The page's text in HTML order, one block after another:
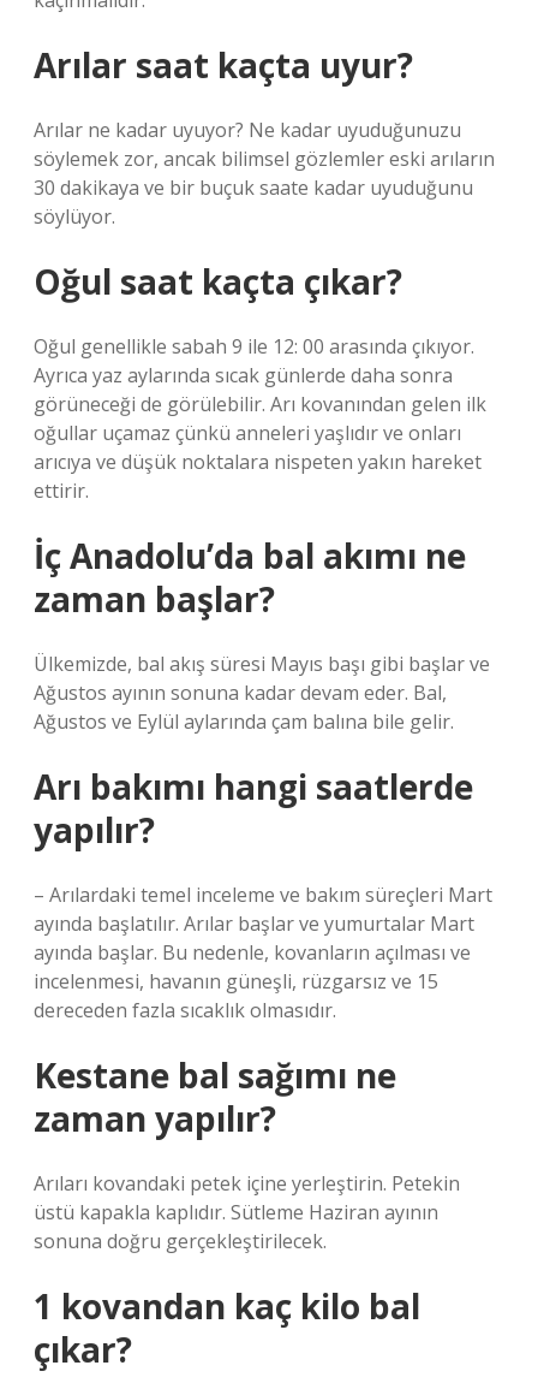
Arılar saat kaçta uyur?
Arılar ne kadar uyuyor? Ne kadar uyuduğunuzu
söylemek zor, ancak bilimsel gözlemler eski arıların
30 dakikaya ve bir buçuk saate kadar uyuduğunu
söylüyor.
Oğul saat kaçta çıkar?
Oğul genellikle sabah 9 ile 12: 00 arasında çıkıyor.
Ayrıca yaz aylarında sıcak günlerde daha sonra
görüneceği de görülebilir. Arı kovanından gelen ilk
oğullar uçamaz çünkü anneleri yaşlıdır ve onları
arıcıya ve düşük noktalara nispeten yakın hareket
ettirir.
İç Anadolu’da bal akımı ne
zaman başlar?
Ülkemizde, bal akış süresi Mayıs başı gibi başlar ve
Ağustos ayının sonuna kadar devam eder. Bal,
Ağustos ve Eylül aylarında çam balına bile gelir.
Arı bakımı hangi saatlerde
yapılır?
– Arılardaki temel inceleme ve bakım süreçleri Mart
ayında başlatılır. Arılar başlar ve yumurtalar Mart
ayında başlar. Bu nedenle, kovanların açılması ve
incelenmesi, havanın güneşli, rüzgarsız ve 15
dereceden fazla sıcaklık olmasıdır.
Kestane bal sağımı ne
zaman yapılır?
Arıları kovandaki petek içine yerleştirin. Petekin
üstü kapakla kaplıdır. Sütleme Haziran ayının
sonuna doğru gerçekleştirilecek.
1 kovandan kaç kilo bal
çıkar?